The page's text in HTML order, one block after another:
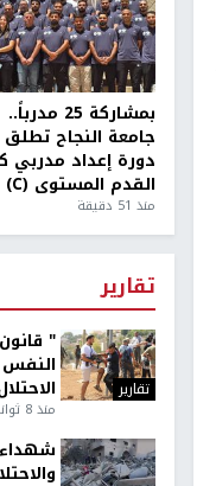
بمشاركة 25 مدرباً..
جامعة النجاح تطلق
دورة إعداد مدربي
القدم المستوى (C)
منذ 51 دقيقة
تقارير
تقارير
"
النفس
منذ 8 ثواني